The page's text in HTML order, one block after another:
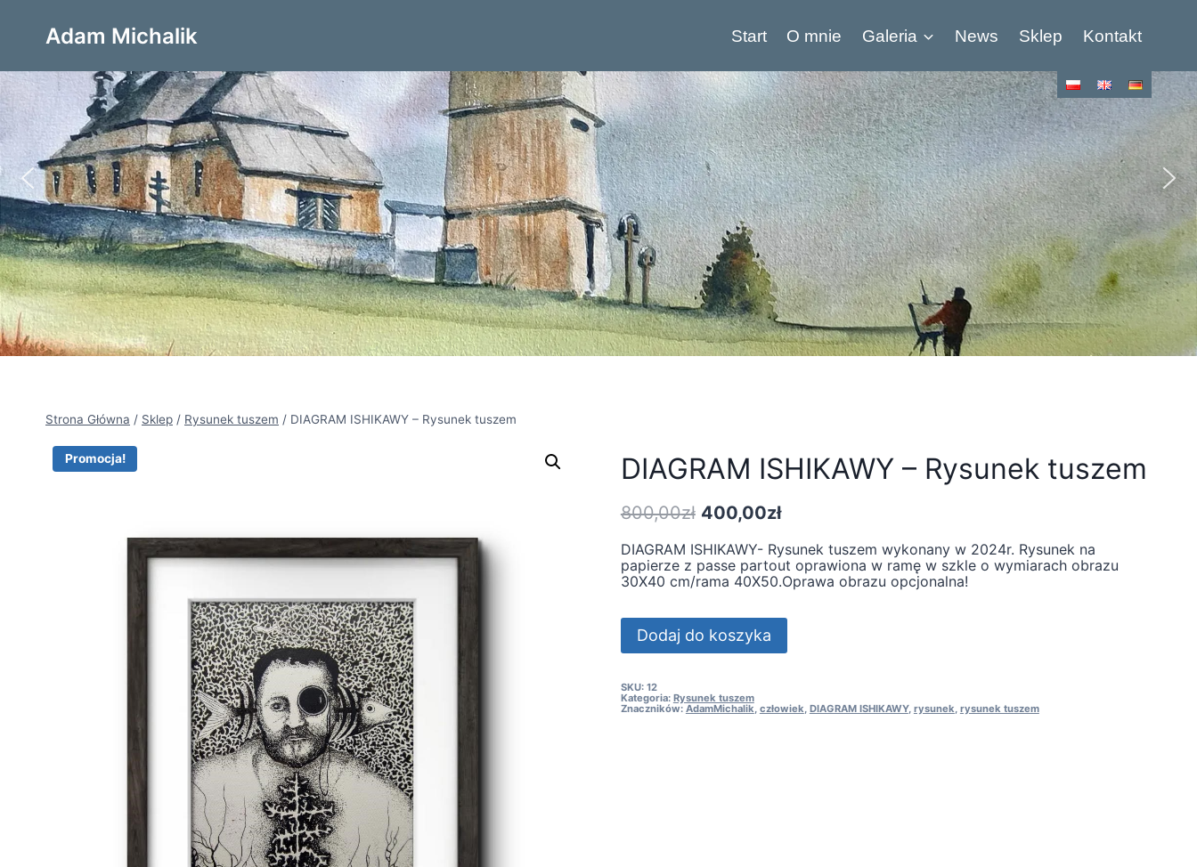
Adam Michalik Start O mnie Galeria News Sklep Kontakt
Strona Główna / Sklep / Rysunek tuszem / DIAGRAM ISHIKAWY – Rysunek tuszem
Promocja! DIAGRAM ISHIKAWY – Rysunek tuszem
800,00zł Pierwotna
wynosiła:
800,00zł.
400,00złAktualna
wynosi:
400,00zł.
DIAGRAM ISHIKAWY- Rysunek tuszem wykonany w 2024r. Rysunek na
papierze z passe partout oprawiona w ramę w szkle o wymiarach obrazu
30X40 cm/rama 40X50.Oprawa obrazu opcjonalna!
ilość
DIAGRAM
ISHIKAWY
Rysunek
tuszem
Dodaj do koszyka
SKU: 12
Kategoria: Rysunek tuszem
Znaczników: AdamMichalik człowiek DIAGRAM ISHIKAWY, rysunek rysunek tuszem